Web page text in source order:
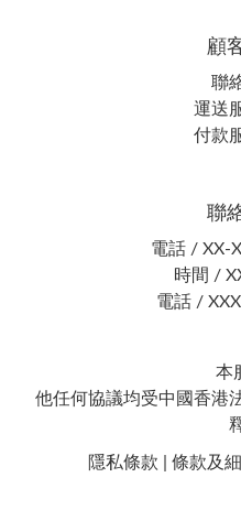
顧
聯
運送
付款
聯
電話 / XX-
時間 /
電話 /
本服務條款及
他任何協議均受中國香港
隱私條款 | 條款及